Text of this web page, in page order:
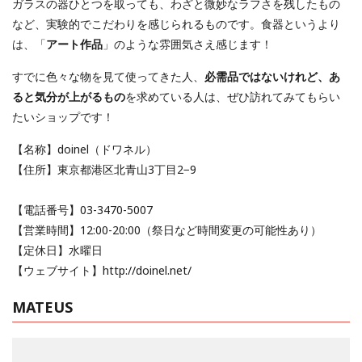
ガラスの器ひとつを取っても、わざと微妙なラフさを残したもの
など、実験的でこだわりを感じられるものです。食器というより
は、「アート作品 」のような雰囲気さえ感じます！
すでに色々な物を見て使ってきた人、 必需品ではないけれど、あ
ると気分が上がるものを求めている人は、ぜひ訪れてみてもらい
たいショップです！
【名称】doinel（ドワネル）
【住所】東京都港区北青山3丁目2−9
【電話番号】03-3470-5007
【営業時間】12:00-20:00（祭日など時間変更の可能性あり）
【定休日】水曜日
【ウェブサイト】http://doinel.net/
MATEUS